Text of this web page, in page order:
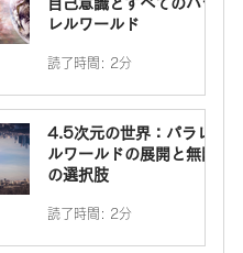
自己意識とすべてのパラ
レルワールド
読了時間: 2分
4.5次元の世界：パラレ
ルワールドの展開と無限
の選択肢
読了時間: 2分